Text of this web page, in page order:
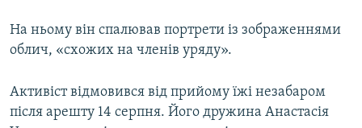
На ньому він спалював портрети із зображеннями
облич, «схожих на членів уряду».
Активіст відмовився від прийому їжі незабаром
після арешту 14 серпня. Його дружина Анастасія